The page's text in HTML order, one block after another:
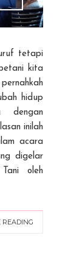
tetapi
kita
hidup
dengan
inilah
acara
digelar
oleh
READING